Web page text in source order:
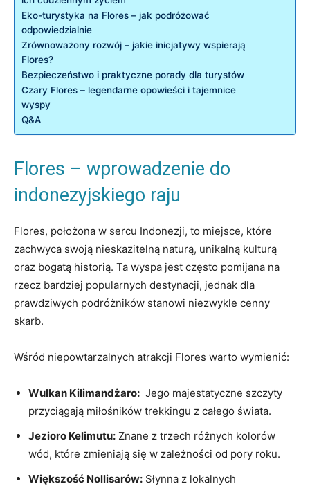
Eko-turystyka‌ na Flores – jak podróżować
⁣odpowiedzialnie
Zrównoważony rozwój‍ – jakie inicjatywy ​wspierają
Flores?
Bezpieczeństwo i praktyczne porady dla ‌turystów
Czary ‍Flores – legendarne opowieści ‌i tajemnice
⁢wyspy
Q&A
Flores – wprowadzenie do⁤
indonezyjskiego raju
Flores, ⁢położona w sercu ‍Indonezji, to miejsce,⁤ które
zachwyca swoją‌ nieskazitelną naturą, unikalną kulturą
oraz bogatą historią.⁢ Ta ⁤wyspa jest często pomijana na
rzecz bardziej popularnych destynacji, ‍jednak dla
prawdziwych podróżników ⁢stanowi niezwykle cenny
skarb.
Wśród niepowtarzalnych atrakcji​ Flores warto⁢ wymienić:
Wulkan Kilimandżaro: ⁣ Jego ⁤majestatyczne szczyty
przyciągają miłośników trekkingu‍ z całego ⁤świata.
Jezioro Kelimutu: Znane⁢ z trzech różnych kolorów
wód, które zmieniają się‍ w‌ zależności ⁣od pory roku.
Większość Nollisarów: Słynna z lokalnych